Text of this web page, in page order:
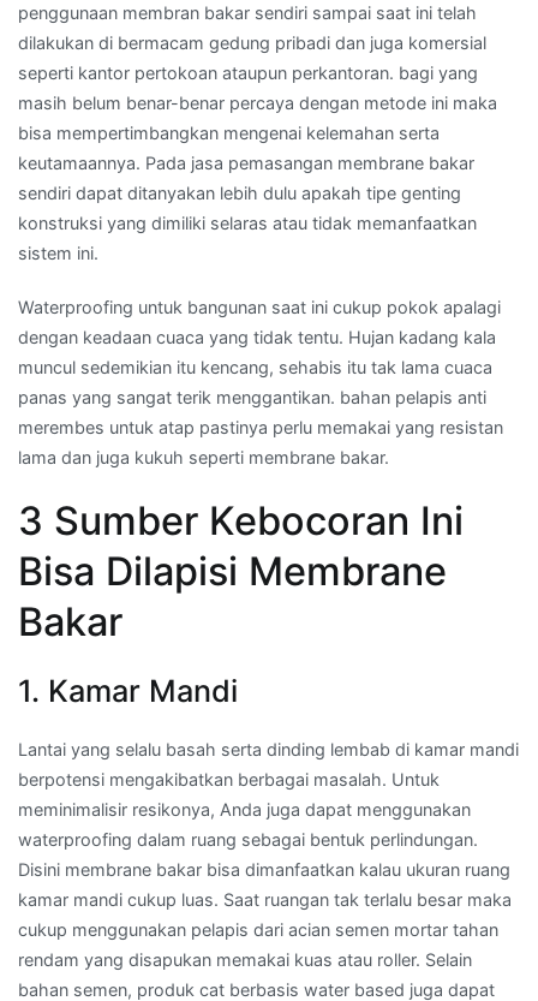
penggunaan membran bakar sendiri sampai saat ini telah
dilakukan di bermacam gedung pribadi dan juga komersial
seperti kantor pertokoan ataupun perkantoran. bagi yang
masih belum benar-benar percaya dengan metode ini maka
bisa mempertimbangkan mengenai kelemahan serta
keutamaannya. Pada jasa pemasangan membrane bakar
sendiri dapat ditanyakan lebih dulu apakah tipe genting
konstruksi yang dimiliki selaras atau tidak memanfaatkan
sistem ini.
Waterproofing untuk bangunan saat ini cukup pokok apalagi
dengan keadaan cuaca yang tidak tentu. Hujan kadang kala
muncul sedemikian itu kencang, sehabis itu tak lama cuaca
panas yang sangat terik menggantikan. bahan pelapis anti
merembes untuk atap pastinya perlu memakai yang resistan
lama dan juga kukuh seperti membrane bakar.
3 Sumber Kebocoran Ini
Bisa Dilapisi Membrane
Bakar
1. Kamar Mandi
Lantai yang selalu basah serta dinding lembab di kamar mandi
berpotensi mengakibatkan berbagai masalah. Untuk
meminimalisir resikonya, Anda juga dapat menggunakan
waterproofing dalam ruang sebagai bentuk perlindungan.
Disini membrane bakar bisa dimanfaatkan kalau ukuran ruang
kamar mandi cukup luas. Saat ruangan tak terlalu besar maka
cukup menggunakan pelapis dari acian semen mortar tahan
rendam yang disapukan memakai kuas atau roller. Selain
bahan semen, produk cat berbasis water based juga dapat